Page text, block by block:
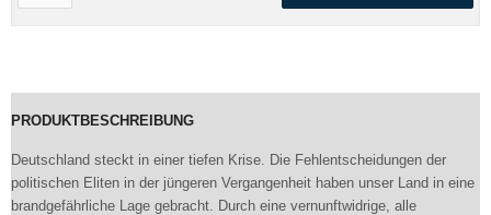
PRODUKTBESCHREIBUNG
Deutschland steckt in einer tiefen Krise. Die Fehlentscheidungen der
politischen Eliten in der jüngeren Vergangenheit haben unser Land in eine
brandgefährliche Lage gebracht. Durch eine vernunftwidrige, alle